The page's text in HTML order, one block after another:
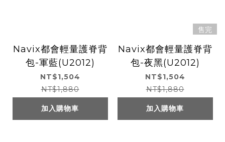
Navix都會輕量護脊背
包-軍藍(U2012)
NT$1,504
NT$1,880
加入購物車
售完
Navix都會輕量護脊背
包-夜黑(U2012)
NT$1,504
NT$1,880
加入購物車